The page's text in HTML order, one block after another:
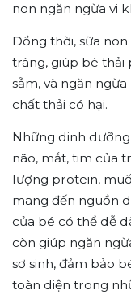
non ngăn ngừa vi
Đồng thời, sữa
tràng, giúp bé thải
sẫm, và ngăn
chất thải có hại.
Những dinh
não, mắt, tim của
lượng protein,
mang đến nguồn
của bé có thể dễ
còn giúp ngăn
sơ sinh, đảm bảo
toàn diện trong